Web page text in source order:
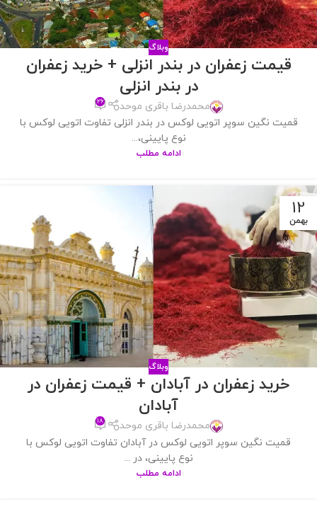
وبلاگ
قیمت زعفران در بندر انزلی + خرید زعفران
در بندر انزلی
محمدرضا باقری موحد ۲۶
قمیت نگین سوپر اتویی لوکس در بندر انزلی تفاوت اتویی لوکس با
نوع پایینی،...
ادامه مطلب
12
بهمن
وبلاگ
خرید زعفران در آبادان + قیمت زعفران در
آبادان
محمدرضا باقری موحد ۱۸
قمیت نگین سوپر اتویی لوکس در آبادان تفاوت اتویی لوکس با
نوع پایینی، در ...
ادامه مطلب